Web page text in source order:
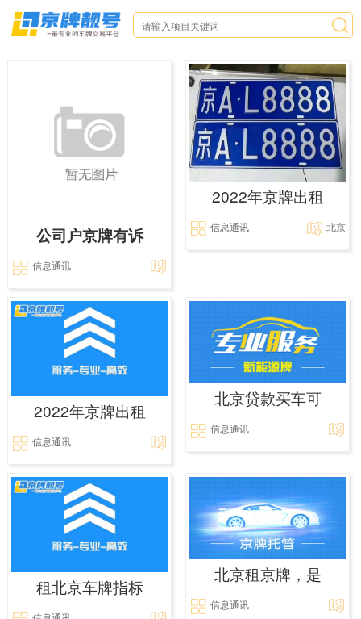
公司户京牌有诉
信息通讯
2022年京牌出租
信息通讯 北京
2022年京牌出租
信息通讯
北京贷款买车可
信息通讯
租北京车牌指标
北京租京牌，是
信息通讯